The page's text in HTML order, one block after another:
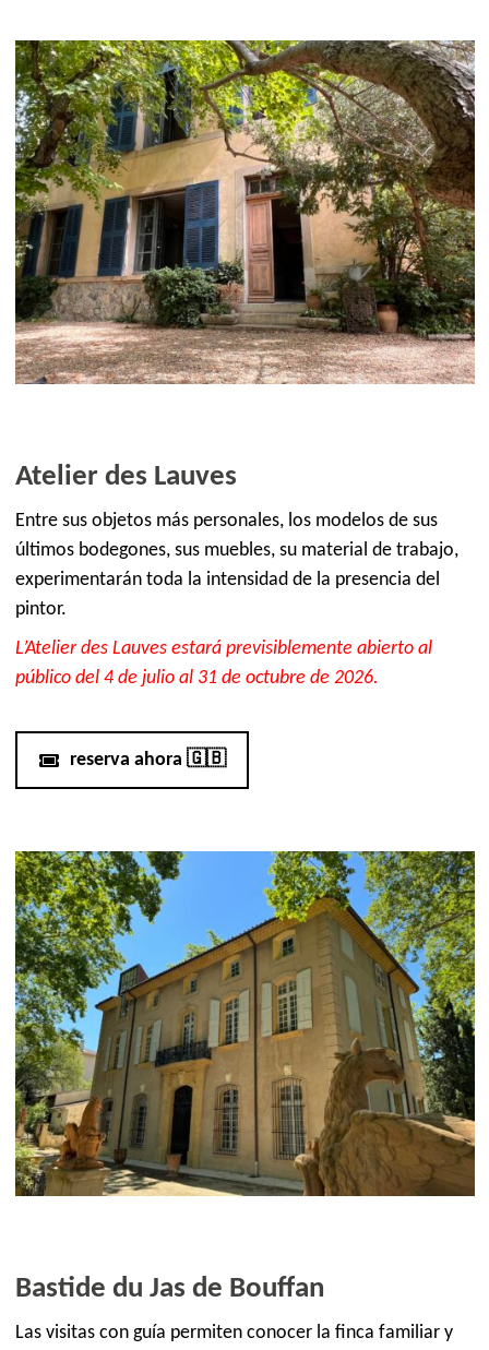
Atelier des Lauves
Entre sus objetos más personales, los modelos de sus
últimos bodegones, sus muebles, su material de trabajo,
experimentarán toda la intensidad de la presencia del
pintor.
L’Atelier des Lauves estará previsiblemente abierto al
público del 4 de julio al 31 de octubre de 2026.
reserva ahora 🇬🇧
Bastide du Jas de Bouffan
Las visitas con guía permiten conocer la finca familiar y